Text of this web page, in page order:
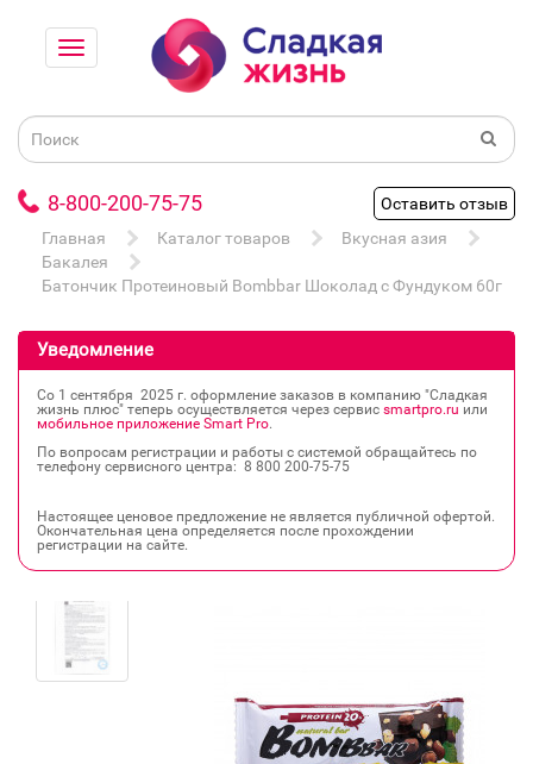
8-800-200-75-75
Оставить отзыв
Главная
Каталог товаров
Вкусная азия
Бакалея
Батончик Протеиновый Bombbar Шоколад с Фундуком 60г
Уведомление
Со 1 сентября 2025 г. оформление заказов в компанию "Сладкая
жизнь плюс" теперь осуществляется через сервис smartpro.ru или
мобильное приложение Smart Pro.
По вопросам регистрации и работы с системой обращайтесь по
телефону сервисного центра: 8 800 200‐75‐75
Настоящее ценовое предложение не является публичной офертой.
Окончательная цена определяется после прохождении
регистрации на сайте.